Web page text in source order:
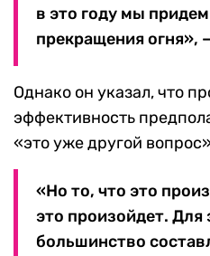
в это году мы
прекращения огня»,
Однако он указал, что
эффективность
«это уже другой
«Но то, что это
это произойдет. Для
большинство